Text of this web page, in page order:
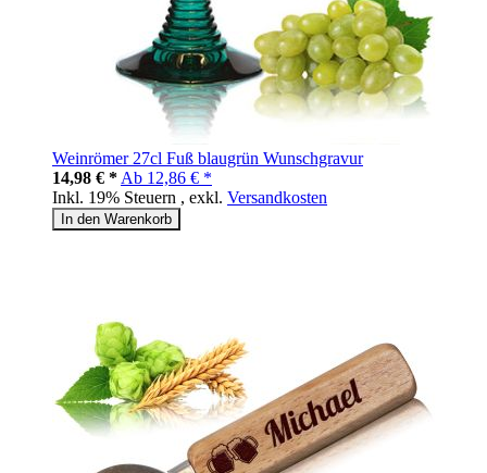
Weinrömer 27cl Fuß blaugrün Wunschgravur
14,98 € * Ab 12,86 € *
Inkl. 19% Steuern , exkl. Versandkosten
In den Warenkorb